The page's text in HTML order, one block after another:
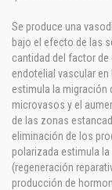
Se produce una
bajo el efecto de las
cantidad del factor de
endotelial vascular
estimula la migración
microvasos y el
de las zonas
eliminación de los
polarizada estimula
(regeneración
producción de